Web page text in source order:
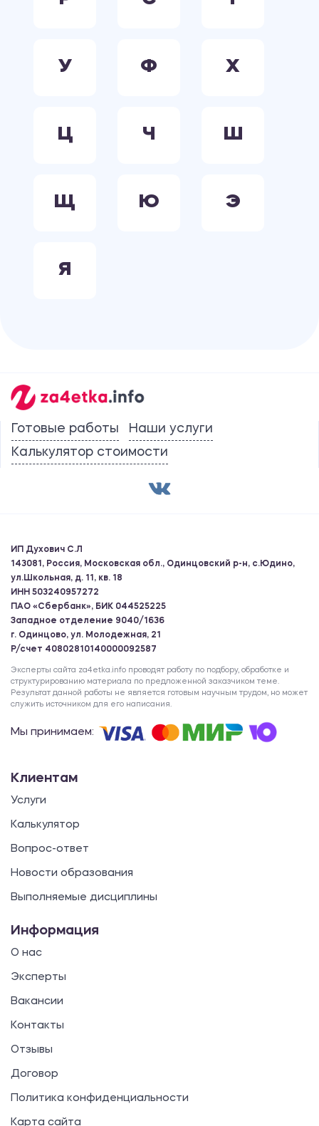
У Ф Х
Ц Ч Ш
Щ Ю Э
Я
Готовые работы
Наши услуги
Калькулятор стоимости
ИП Духович С.Л
143081, Россия, Московская обл., Одинцовский р-н, с.Юдино,
ул.Школьная, д. 11, кв. 18
ИНН 503240957272
ПАО «Сбербанк», БИК 044525225
Западное отделение 9040/1636
г. Одинцово, ул. Молодежная, 21
Р/счет 40802810140000092587
Эксперты сайта za4etka.info проводят работу по подбору, обработке и
структурированию материала по предложенной заказчиком теме.
Результат данной работы не является готовым научным трудом, но может
служить источником для его написания.
Мы принимаем:
Клиентам
Услуги
Калькулятор
Вопрос-ответ
Новости образования
Выполняемые дисциплины
Информация
О нас
Эксперты
Вакансии
Контакты
Отзывы
Договор
Политика конфиденциальности
Карта сайта